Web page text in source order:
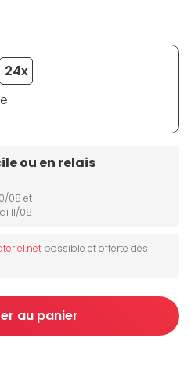
24x
ou en relais
08 et
11/08
possible et offerte dès
au panier